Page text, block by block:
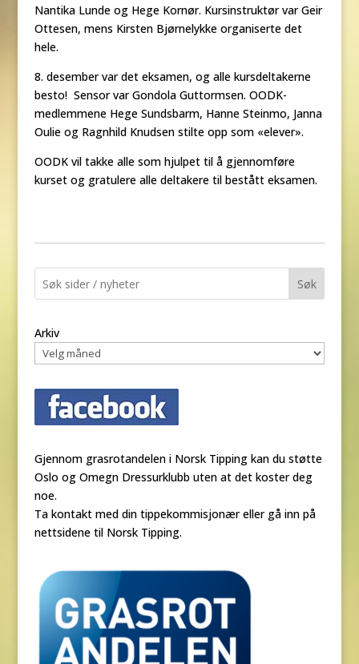
Nantika Lunde og Hege Kornør. Kursinstruktør var Geir
Ottesen, mens Kirsten Bjørnelykke organiserte det
hele.
8. desember var det eksamen, og alle kursdeltakerne
besto! Sensor var Gondola Guttormsen. OODK-
medlemmene Hege Sundsbarm, Hanne Steinmo, Janna
Oulie og Ragnhild Knudsen stilte opp som «elever».
OODK vil takke alle som hjulpet til å gjennomføre
kurset og gratulere alle deltakere til bestått eksamen.
Søk
Arkiv
Gjennom grasrotandelen i Norsk Tipping kan du støtte
Oslo og Omegn Dressurklubb uten at det koster deg
noe.
Ta kontakt med din tippekommisjonær eller gå inn på
nettsidene til Norsk Tipping.